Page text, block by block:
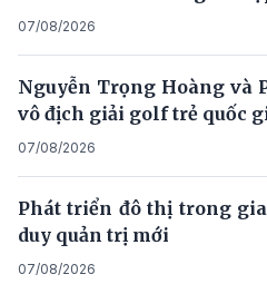
07/08/2026
Nguyễn Trọng Hoàng và
vô địch giải golf trẻ quốc
07/08/2026
Phát triển đô thị trong
duy quản trị mới
07/08/2026